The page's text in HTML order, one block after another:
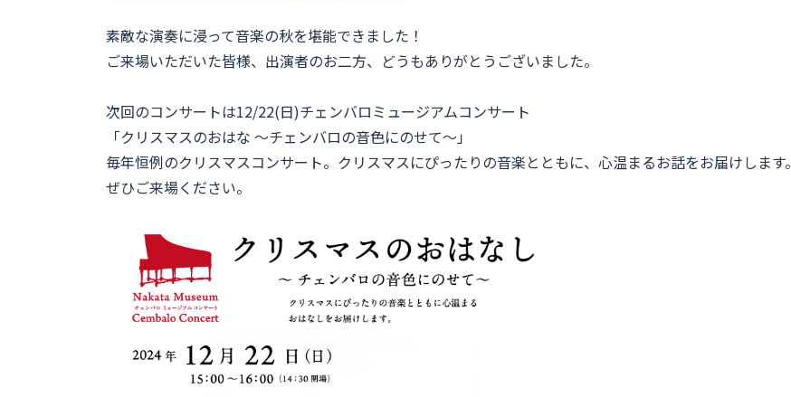
素敵な演奏に浸って音楽の秋を堪能できました！
ご来場いただいた皆様、出演者のお二方、どうもありがとうございました。
次回のコンサートは12/22(日)チェンバロミュージアムコンサート
「クリスマスのおはな 〜チェンバロの音色にのせて〜」
毎年恒例のクリスマスコンサート。クリスマスにぴったりの音楽とともに、心温まるお話をお届けします。
ぜひご来場ください。